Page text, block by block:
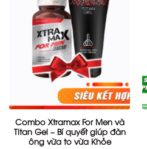
Combo Xtramax For Men và
Titan Gel – Bí quyết giúp đàn
ông vừa to vừa Khỏe